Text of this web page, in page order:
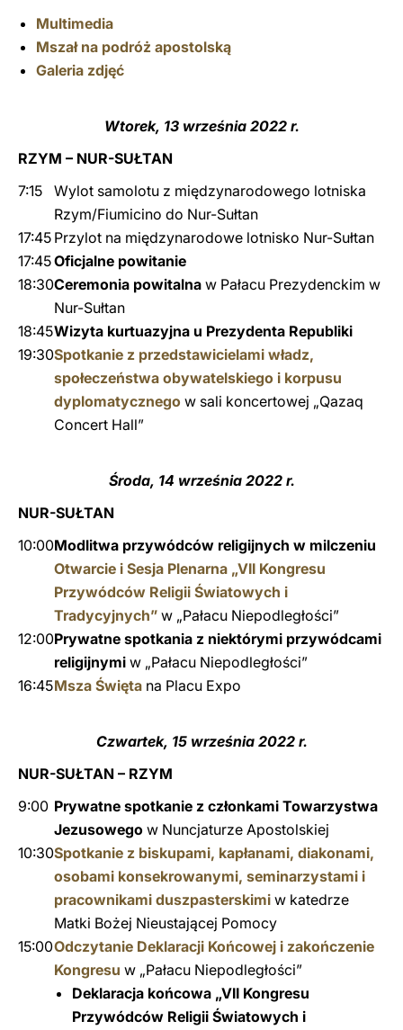
Multimedia
Mszał na podróż apostolską
Galeria zdjęć
Wtorek, 13 września 2022 r.
RZYM – NUR-SUŁTAN
7:15
Wylot samolotu z międzynarodowego lotniska
Rzym/Fiumicino do Nur-Sułtan
17:45 Przylot na międzynarodowe lotnisko Nur-Sułtan
17:45Oficjalne powitanie
18:30Ceremonia powitalna w Pałacu Prezydenckim w
Nur-Sułtan
18:45Wizyta kurtuazyjna u Prezydenta Republiki
19:30Spotkanie z przedstawicielami władz,
społeczeństwa obywatelskiego i korpusu
dyplomatycznego w sali koncertowej „Qazaq
Concert Hall”
Środa, 14 września 2022 r.
NUR-SUŁTAN
10:00Modlitwa przywódców religijnych w milczeniu
Otwarcie i Sesja Plenarna „VII Kongresu
Przywódców Religii Światowych i
Tradycyjnych” w „Pałacu Niepodległości”
12:00Prywatne spotkania z niektórymi przywódcami
religijnymi w „Pałacu Niepodległości”
16:45Msza Święta na Placu Expo
Czwartek, 15 września 2022 r.
NUR-SUŁTAN – RZYM
9:00 Prywatne spotkanie z członkami Towarzystwa
Jezusowego w Nuncjaturze Apostolskiej
10:30Spotkanie z biskupami, kapłanami, diakonami,
osobami konsekrowanymi, seminarzystami i
pracownikami duszpasterskimi w katedrze
Matki Bożej Nieustającej Pomocy
15:00Odczytanie Deklaracji Końcowej i zakończenie
Kongresu w „Pałacu Niepodległości”
Deklaracja końcowa „VII Kongresu
Przywódców Religii Światowych i